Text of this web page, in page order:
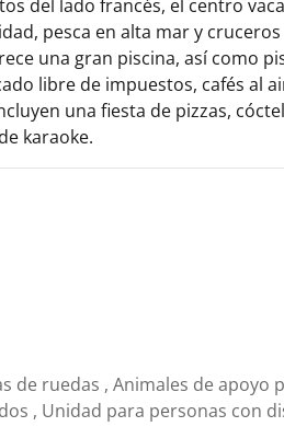
del lado francés, el centro
pesca en alta mar y cruceros
una gran piscina, así como
libre de impuestos, cafés al
una fiesta de pizzas,
karaoke.
de ruedas , Animales de apoyo
, Unidad para personas con